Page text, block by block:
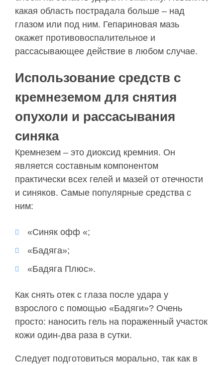
какая область пострадала больше – над
глазом или под ним. Гепариновая мазь
окажет противовоспалительное и
рассасывающее действие в любом случае.
Использование средств с
кремнеземом для снятия
опухоли и рассасывания
синяка
Кремнезем – это диоксид кремния. Он
является составным компонентом
практически всех гелей и мазей от отечности
и синяков. Самые популярные средства с
ним:
«Синяк офф «;
«Бадяга»;
«Бадяга Плюс».
Как снять отек с глаза после удара у
взрослого с помощью «Бадяги»? Очень
просто: наносить гель на пораженный участок
кожи один-два раза в сутки.
Следует подготовиться морально, так как в